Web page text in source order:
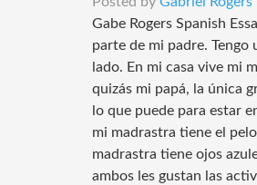
Gabe Rogers Spanish
parte de mi padre. Tengo
lado. En mi casa vive mi
quizás mi papá, la única
lo que puede para estar
mi madrastra tiene el
madrastra tiene ojos
ambos les gustan las